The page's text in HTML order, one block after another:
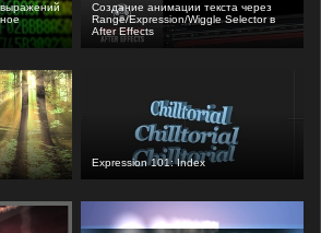
Создание анимации текста через
Range/Expression/Wiggle Selector в
After Effects
Expression 101: Index